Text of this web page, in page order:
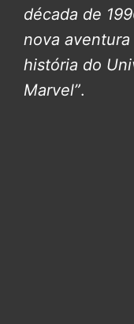
década de
nova
história do
Marvel”.